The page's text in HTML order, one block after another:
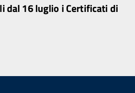
dal 16 luglio i Certificati di